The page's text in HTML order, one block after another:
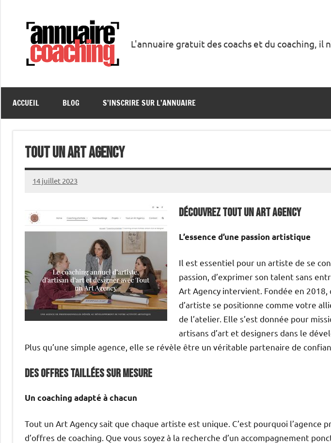
Coaching
L'annuaire gratuit des coachs et du coaching, il
ACCUEIL BLOG S’INSCRIRE SUR L’ANNUAIRE
Tout un Art Agency
14 juillet 2023
annuairecoaching
Découvrez Tout un Art Agency
L’essence d’une passion artistique
Il est essentiel pour un artiste de se
passion, d’exprimer son talent sans
Art Agency intervient. Fondée en 2018,
d’artiste se positionne comme votre
de l’atelier. Elle s’est donnée pour
artisans d’art et designers dans le
Plus qu’une simple agence, elle se révèle être un véritable partenaire de
Des offres taillées sur mesure
Un coaching adapté à chacun
Tout un Art Agency sait que chaque artiste est unique. C’est pourquoi l’agence
d’offres de coaching. Que vous soyez à la recherche d’un accompagnement